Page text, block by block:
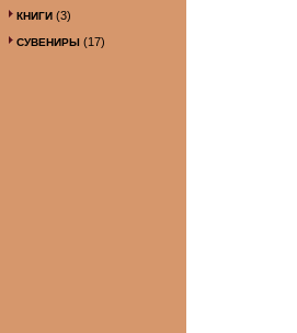
КНИГИ (3)
СУВЕНИРЫ (17)